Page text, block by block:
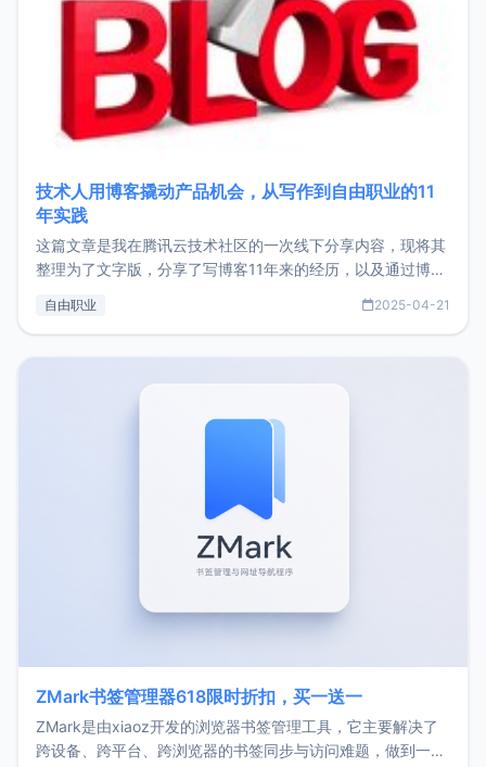
技术人用博客撬动产品机会，从写作到自由职业的11
年实践
这篇文章是我在腾讯云技术社区的一次线下分享内容，现将其
整理为了文字版，分享了写博客11年来的经历，以及通过博客
了我的首个产品ImgURL的真实数据和产品现状。自我介绍大
自由职业 2025-04-21
ZMark书签管理器618限时折扣，买一送一
ZMark是由xiaoz开发的浏览器书签管理工具，它主要解决了
跨设备、跨平台、跨浏览器的书签同步与访问难题，做到一处